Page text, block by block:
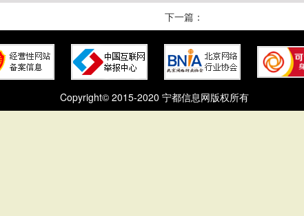
下一篇：
Copyright© 2015-2020 宁都信息网版权所有